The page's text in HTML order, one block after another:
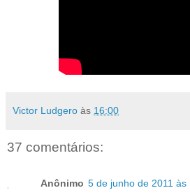
Victor Ludgero às 16:00
37 comentários:
Anônimo 5 de junho de 2011 às